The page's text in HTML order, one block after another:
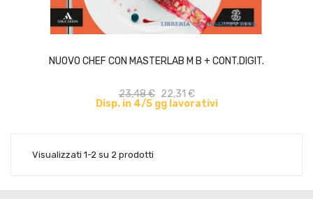
NUOVO CHEF CON MASTERLAB M B + CONT.DIGIT.
23,48 € 22,31 €
Disp. in 4/5 gg lavorativi
Visualizzati 1-2 su 2 prodotti